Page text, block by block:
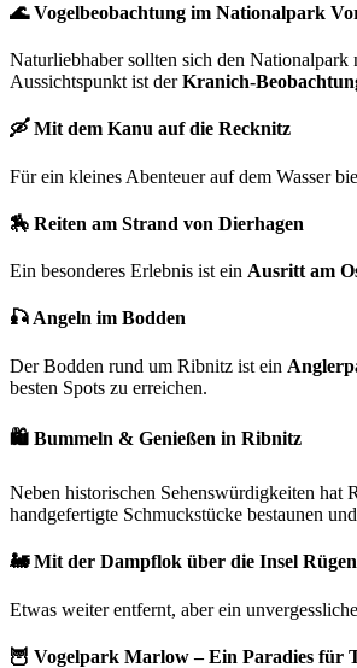
🌊Vogelbeobachtung im Nationalpark
Naturliebhaber sollten sich den
Aussichtspunkt ist derKranich-
🛶 Mit dem Kanu auf die Recknitz
Für ein kleines Abenteuer auf dem Wasser
🏇 Reiten am Strand von Dierhagen
Ein besonderes Erlebnis ist ein Ausritt am
🎣 Angeln im Bodden
Der Bodden rund um Ribnitz ist ein
besten Spots zu erreichen.
🛍️ Bummeln & Genießen in Ribnitz
Neben historischen Sehenswürdigkeiten hat
handgefertigte Schmuckstücke bestaunen
🚂Mit der Dampflok über die Insel Rügen
Etwas weiter entfernt, aber ein
🦉 Vogelpark Marlow – Ein Paradies für